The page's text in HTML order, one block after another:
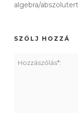
algebra/
SZÓLJ HOZZÁ